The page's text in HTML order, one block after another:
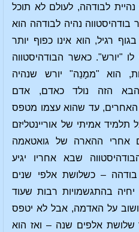
לבודהה, לעולם לא תוכל
נהיה לבודהה הוא
רגיל, הוא אינו כפוף יותר
"יורש". כאשר הבודהיסטווה
הוא "ממָנֵה" יורש שנהיה
הבא הזה נולד כאדם, אדם
עד שהוא עצמו מטפס
תלמיד אמיתי של אוריינטליזם
אחרי ההארה של גואטאמה
שבא אחריו יגיע
בודהה – כשלושת אלפי שנים
יחיה בהתגשמויות רבות שעוד
ושוב על האדמה, אבל לא יטפס
אלפים שנה – ואז הוא